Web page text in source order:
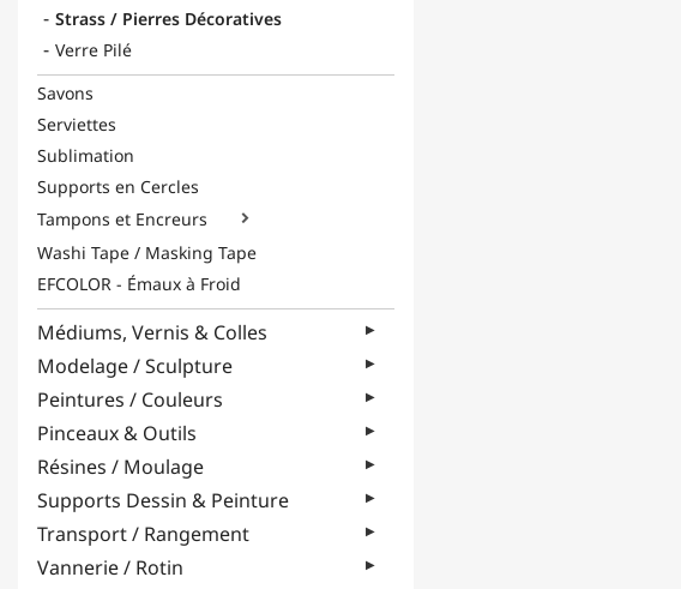
Strass / Pierres Décoratives
Verre Pilé
Savons
Serviettes
Sublimation
Supports en Cercles
Tampons et Encreurs

Washi Tape / Masking Tape
EFCOLOR - Émaux à Froid
Médiums, Vernis & Colles
Modelage / Sculpture
Peintures / Couleurs
Pinceaux & Outils
Résines / Moulage
Supports Dessin & Peinture
Transport / Rangement
Vannerie / Rotin